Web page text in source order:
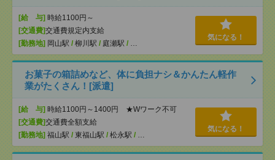
[給 与] 時給1100円～
[交通費]交通費規定内支給
[勤務地] 岡山駅 / 柳川駅 / 庭瀬駅 / …
気になる！
お菓子の箱詰めなど、体に負担ナシ＆かんたん軽作
業がたくさん！[派遣]
[給 与] 時給1100円～1400円 ★Wワーク不可
[交通費]交通費全額支給
[勤務地] 福山駅 / 東福山駅 / 松永駅 / …
気になる！